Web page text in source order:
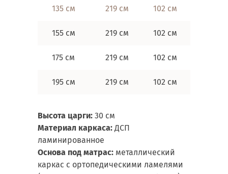
135 см 219 см 102 см
155 см 219 см 102 см
175 см 219 см 102 см
195 см 219 см 102 см
Высота царги: 30 см
Материал каркаса:ДСП
ламинированное
Основа под матрас: металлический
каркас с ортопедическими ламелями